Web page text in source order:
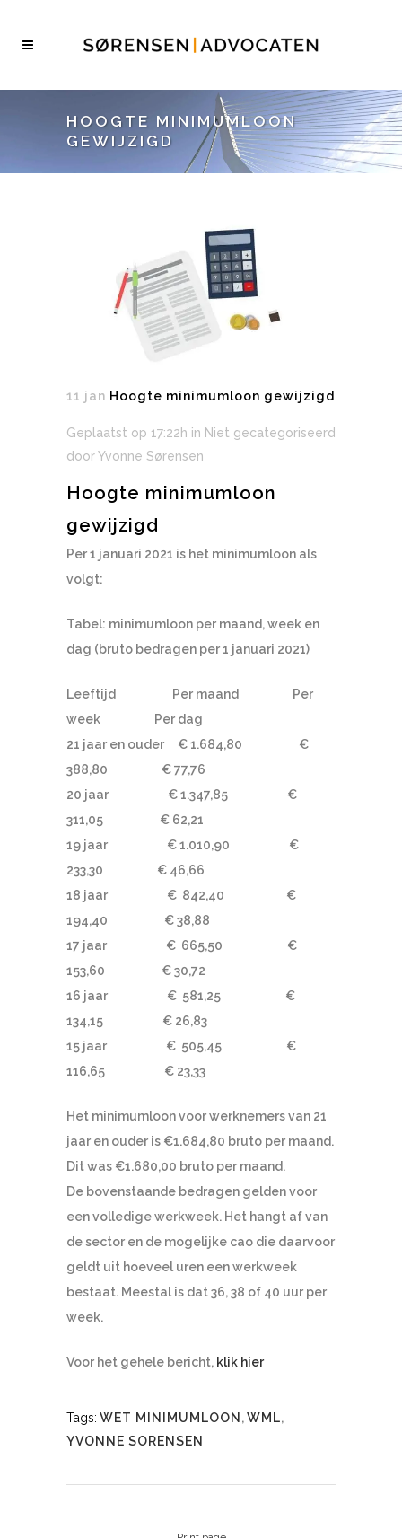
HOOGTE MINIMUMLOON
GEWIJZIGD
11 jan Hoogte minimumloon gewijzigd
Geplaatst op 17:22h in Niet gecategoriseerd
doorYvonne Sørensen
Hoogte minimumloon
gewijzigd
Per 1 januari 2021 is het minimumloon als
volgt:
Tabel: minimumloon per maand, week en
dag (bruto bedragen per 1 januari 2021)
Leeftijd Per maand Per
week Per dag
21 jaar en ouder € 1.684,80 €
388,80 € 77,76
20 jaar € 1.347,85 €
311,05 € 62,21
19 jaar € 1.010,90 €
233,30 € 46,66
18 jaar € 842,40 €
194,40 € 38,88
17 jaar € 665,50 €
153,60 € 30,72
16 jaar € 581,25 €
134,15 € 26,83
15 jaar € 505,45 €
116,65 € 23,33
Het minimumloon voor werknemers van 21
jaar en ouder is €1.684,80 bruto per maand.
Dit was €1.680,00 bruto per maand.
De bovenstaande bedragen gelden voor
een volledige werkweek. Het hangt af van
de sector en de mogelijke cao die daarvoor
geldt uit hoeveel uren een werkweek
bestaat. Meestal is dat 36, 38 of 40 uur per
week.
Voor het gehele bericht, klik hier
Tags: WET MINIMUMLOON ,WML,
YVONNE SORENSEN